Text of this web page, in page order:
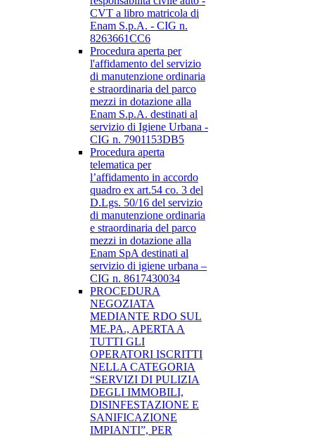
CVT a libro matricola di
Enam S.p.A. - CIG n.
8263661CC6
Procedura aperta per
l'affidamento del servizio
di manutenzione ordinaria
e straordinaria del parco
mezzi in dotazione alla
Enam S.p.A. destinati al
servizio di Igiene Urbana -
CIG n. 7901153DB5
Procedura aperta
telematica per
l’affidamento in accordo
quadro ex art.54 co. 3 del
D.Lgs. 50/16 del servizio
di manutenzione ordinaria
e straordinaria del parco
mezzi in dotazione alla
Enam SpA destinati al
servizio di igiene urbana –
CIG n. 8617430034
PROCEDURA
NEGOZIATA
MEDIANTE RDO SUL
ME.PA., APERTA A
TUTTI GLI
OPERATORI ISCRITTI
NELLA CATEGORIA
“SERVIZI DI PULIZIA
DEGLI IMMOBILI,
DISINFESTAZIONE E
SANIFICAZIONE
IMPIANTI”, PER